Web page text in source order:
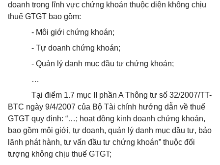
doanh trong lĩnh vực chứng khoán thuộc diện không chịu
thuế GTGT bao gồm:
- Môi giới chứng khoán;
- Tự doanh chứng khoán;
- Quản lý danh mục đầu tư chứng khoán;
…
Tại điểm 1.7 mục II phần A Thông tư số 32/2007/TT-
BTC ngày 9/4/2007 của Bộ Tài chính hướng dẫn về thuế
GTGT quy định: “…; hoạt động kinh doanh chứng khoán,
bao gồm môi giới, tự doanh, quản lý danh mục đầu tư, bảo
lãnh phát hành, tư vấn đầu tư chứng khoán” thuộc đối
tượng không chịu thuế GTGT;